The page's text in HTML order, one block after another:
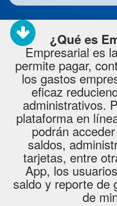
¿Qué es
Empresarial es
permite pagar,
los gastos
eficaz
administrativos.
plataforma en
podrán
saldos,
tarjetas, entre
App, los
saldo y reporte de
de